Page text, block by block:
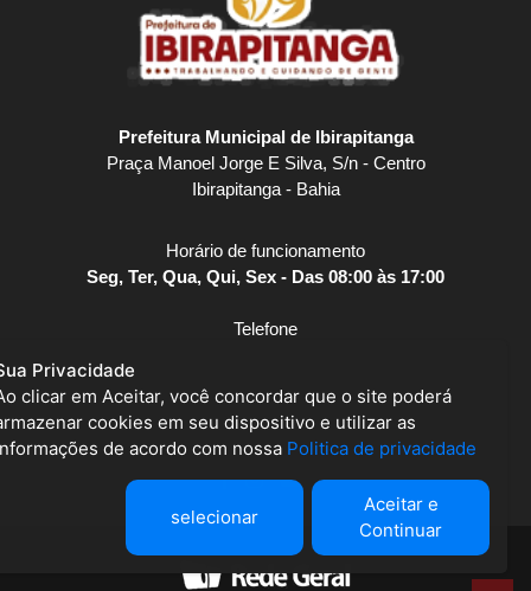
Prefeitura Municipal de Ibirapitanga
Praça Manoel Jorge E Silva, S/n - Centro
Ibirapitanga - Bahia
Horário de funcionamento
Seg, Ter, Qua, Qui, Sex - Das 08:00 às 17:00
Telefone
E-mail
prefeituradeibirapitanga@ibirapitanga.ba.gov.br
Privacidade
clicar em Aceitar, você concordar que o site poderá
cookies em seu dispositivo e utilizar as
de acordo com nossa Politica de privacidade
selecionar
Aceitar e
Continuar